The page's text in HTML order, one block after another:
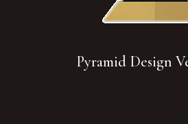
Pyramid Design